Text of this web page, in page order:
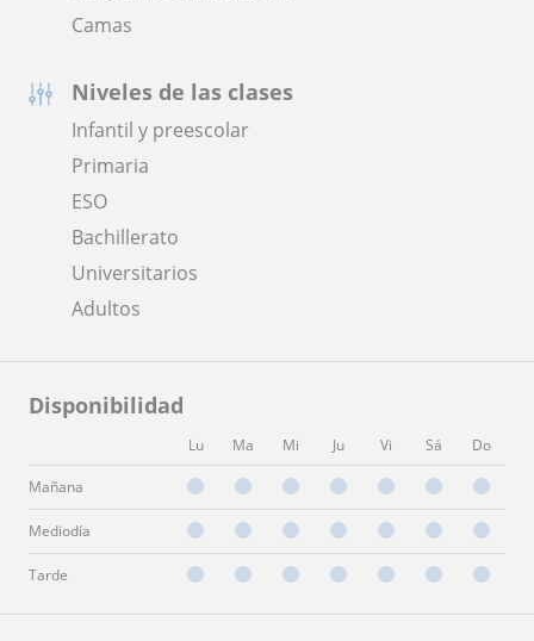
Camas
Niveles de las clases
Infantil y preescolar
Primaria
ESO
Bachillerato
Universitarios
Adultos
Disponibilidad
Lu Ma Mi Ju Vi Sá Do
Mañana
Mediodía
Tarde